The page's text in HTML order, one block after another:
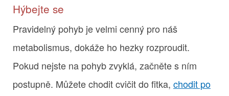
Hýbejte se
Pravidelný pohyb je velmi cenný pro náš
metabolismus, dokáže ho hezky rozproudit.
Pokud nejste na pohyb zvyklá, začněte s ním
postupně. Můžete chodit cvičit do fitka, chodit po